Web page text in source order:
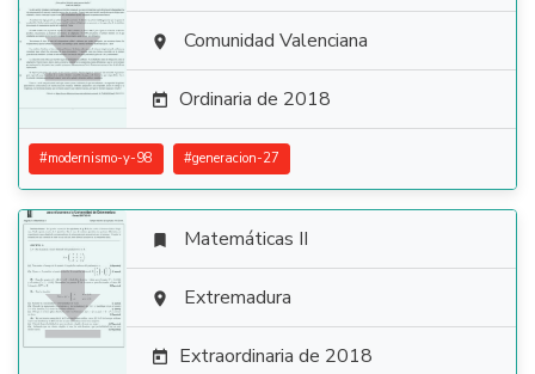
  Comunidad Valenciana
 Ordinaria de 2018
#modernismo-y-98 #generacion-27

 Matemáticas II
 Extremadura
 Extraordinaria de 2018